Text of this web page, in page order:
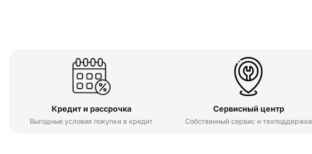
Кредит и рассрочка
Выгодные условия покупки в кредит
Сервисный центр
Собственный сервис и техподдержка